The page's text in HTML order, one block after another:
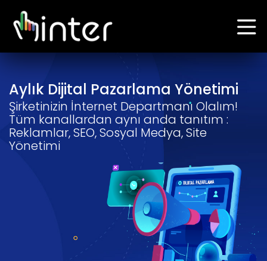
Aylık Dijital Pazarlama Yönetimi
Şirketinizin İnternet Departmanı Olalım!
Tüm kanallardan aynı anda tanıtım :
Reklamlar, SEO, Sosyal Medya, Site
Yönetimi